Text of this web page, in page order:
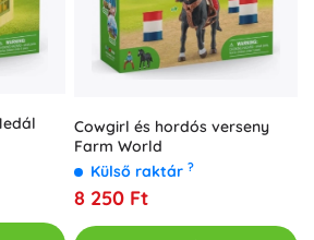
Cowgirl és hordós verseny
Farm World
Külső raktár ?
8 250 Ft